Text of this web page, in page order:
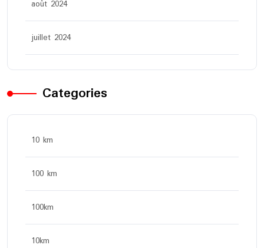
août 2024
juillet 2024
Categories
10 km
100 km
100km
10km